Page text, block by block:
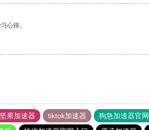
心得。
坚果加速器 tiktok加速器 狗急加速器官网